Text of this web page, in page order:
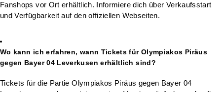
Fanshops vor Ort erhältlich. Informiere dich über Verkaufsstart
und Verfügbarkeit auf den offiziellen Webseiten.
Wo kann ich erfahren, wann Tickets für Olympiakos Piräus
gegen Bayer 04 Leverkusen erhältlich sind?
Tickets für die Partie Olympiakos Piräus gegen Bayer 04